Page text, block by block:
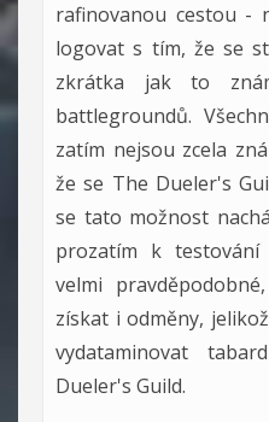
rafinovanou cestou -
logovat s tím, že se
zkrátka jak to
battlegroundů.
zatím nejsou zcela
že se The Dueler's
se tato možnost
prozatím k
velmi
získat i odměny,
vydataminovat
Dueler's Guild.